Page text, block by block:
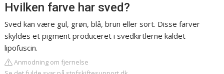
Hvilken farve har sved?
Sved kan være gul, grøn, blå, brun eller sort. Disse farver
skyldes et pigment produceret i svedkirtlerne kaldet
lipofuscin.
Anmodning om fjernelse